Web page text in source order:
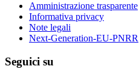
Amministrazione trasparente
Informativa privacy
Note legali
Next-Generation-EU-PNRR
Seguici su